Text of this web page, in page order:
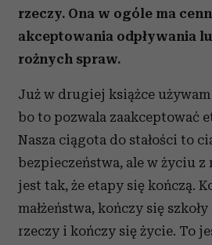
rzeczy. Ona w ogóle ma
akceptowania odpływania
rożnych spraw.
Już w drugiej książce
bo to pozwala zaakceptować
Nasza ciągota do stałości to
bezpieczeństwa, ale w życiu
jest tak, że etapy się kończą.
małżeństwa, kończy się
rzeczy i kończy się życie. To